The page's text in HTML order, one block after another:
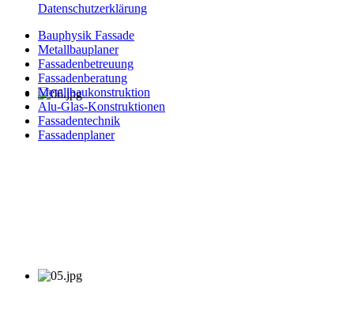
Datenschutzerklärung
Bauphysik Fassade
Metallbauplaner
Fassadenbetreuung
Fassadenberatung
Metallbaukonstruktion
Alu-Glas-Konstruktionen
Fassadentechnik
Fassadenplaner